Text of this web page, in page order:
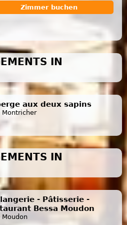
Zimmer buchen
IN
aux deux sapins
Montricher
IN
- Pâtisserie -
Bessa Moudon
Moudon